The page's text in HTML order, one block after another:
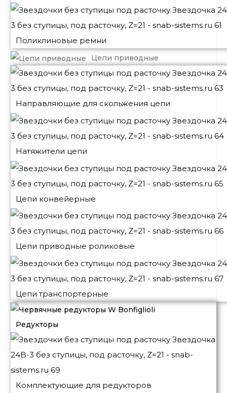
Поликлиновые ремни
Цепи приводные
Направляющие для скольжения цепи
Натяжители цепи
Цепи конвейерные
Цепи приводные роликовые
Цепи транспортерные
Редукторы
Комплектующие для редукторов